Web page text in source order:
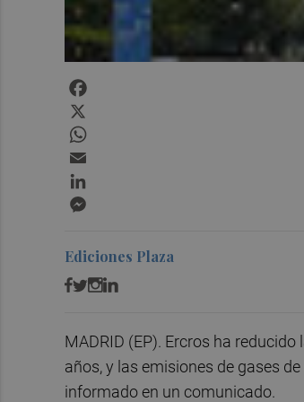
Ediciones Plaza
MADRID (EP). Ercros ha
años, y las emisiones de gases
informado en un comunicado.